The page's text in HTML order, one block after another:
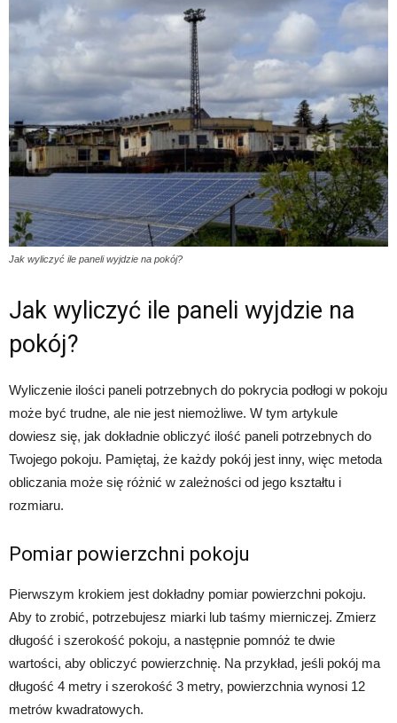
Jak wyliczyć ile paneli wyjdzie na pokój?
Jak wyliczyć ile paneli wyjdzie na
pokój?
Wyliczenie ilości paneli potrzebnych do pokrycia podłogi w pokoju
może być trudne, ale nie jest niemożliwe. W tym artykule
dowiesz się, jak dokładnie obliczyć ilość paneli potrzebnych do
Twojego pokoju. Pamiętaj, że każdy pokój jest inny, więc metoda
obliczania może się różnić w zależności od jego kształtu i
rozmiaru.
Pomiar powierzchni pokoju
Pierwszym krokiem jest dokładny pomiar powierzchni pokoju.
Aby to zrobić, potrzebujesz miarki lub taśmy mierniczej. Zmierz
długość i szerokość pokoju, a następnie pomnóż te dwie
wartości, aby obliczyć powierzchnię. Na przykład, jeśli pokój ma
długość 4 metry i szerokość 3 metry, powierzchnia wynosi 12
metrów kwadratowych.